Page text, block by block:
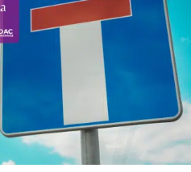
funciones de gestión,
Entre esos
para …
Leer más
para ser
2025:DAC